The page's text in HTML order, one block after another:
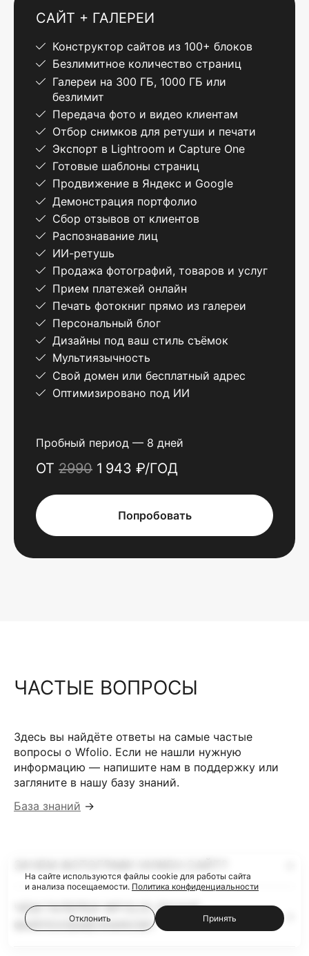
САЙТ + ГАЛЕРЕИ
Конструктор сайтов из 100+ блоков
Безлимитное количество страниц
Галереи на 300 ГБ, 1000 ГБ или
безлимит
Передача фото и видео клиентам
Отбор снимков для ретуши и печати
Экспорт в Lightroom и Capture One
Готовые шаблоны страниц
Продвижение в Яндекс и Google
Демонстрация портфолио
Сбор отзывов от клиентов
Распознавание лиц
ИИ-ретушь
Продажа фотографий, товаров и услуг
Прием платежей онлайн
Печать фотокниг прямо из галереи
Персональный блог
Дизайны под ваш стиль съёмок
Мультиязычность
Свой домен или бесплатный адрес
Оптимизировано под ИИ
Пробный период — 8 дней
ОТ 2990 1 943 ₽/ГОД
Попробовать
ЧАСТЫЕ ВОПРОСЫ
Здесь вы найдёте ответы на самые частые
вопросы о Wfolio. Если не нашли нужную
информацию — напишите нам в поддержку или
загляните в нашу базу знаний.
База знаний →
ЧЕМ ГАЛЕРЕИ WFOLIO ЛУЧШЕ
ФАЙЛООБМЕННИКОВ?
На сайте используются файлы cookie для работы сайта
и анализа посещаемости. Политика конфиденциальности
Отклонить Принять